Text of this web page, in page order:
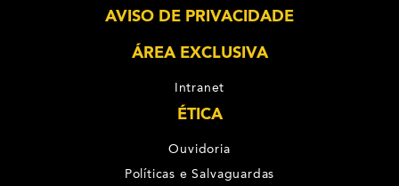
AVISO DE PRIVACIDADE
ÁREA EXCLUSIVA
Intranet
ÉTICA
Ouvidoria
Políticas e Salvaguardas